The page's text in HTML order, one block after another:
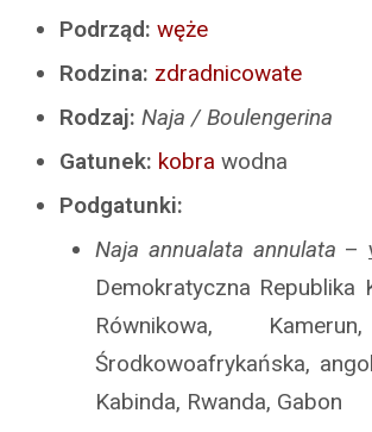
Podrząd: węże
Rodzina: zdradnicowate
Rodzaj: Naja / Boulengerina
Gatunek: kobra wodna
Podgatunki:
Naja annualata annulata –
Demokratyczna Republika
Równikowa,
Środkowoafrykańska,
Kabinda, Rwanda, Gabon